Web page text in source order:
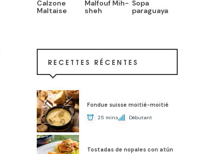
Calzone
Maltaise
Malfouf Mih-
sheh
Sopa
paraguaya
RECETTES RÉCENTES
Fondue suisse moitié-moitié
25 mins Débutant
Tostadas de nopales con atún